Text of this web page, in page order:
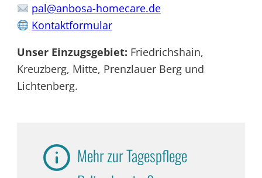
pal@anbosa-homecare.de
Kontaktformular
Unser Einzugsgebiet: Friedrichshain,
Kreuzberg, Mitte, Prenzlauer Berg und
Lichtenberg.
Mehr zur Tagespflege